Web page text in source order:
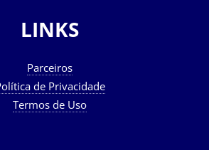
LINKS
Parceiros
de Privacidade
Termos de Uso